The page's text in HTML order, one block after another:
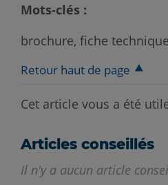
Mots-clés :
brochure, fiche
Retour haut de page
Cet article vous a été
Articles conseillés
Il n'y a aucun article